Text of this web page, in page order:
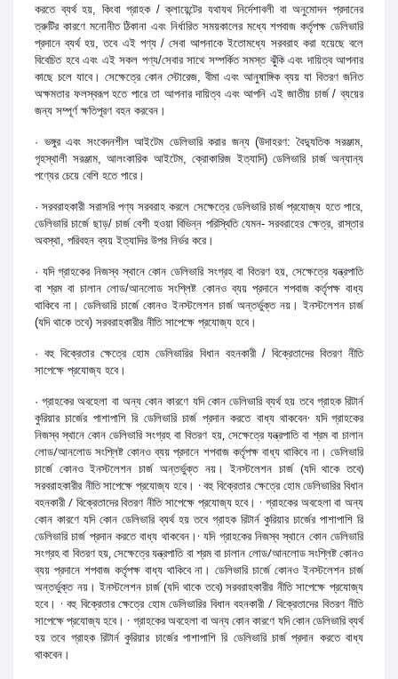
করতে ব্যর্থ হয়, কিংবা গ্রাহক / ক্লায়েন্টের যথাযথ নির্দেশাবলী বা অনুমোদন প্রদানের
ত্রুটির কারণে মনোনীত ঠিকানা এবং নির্ধারিত সময়কালের মধ্যে শপবাজ কর্তৃপক্ষ ডেলিভারি
প্রদানে ব্যর্থ হয়, তবে এই পণ্য / সেবা আপনাকে ইতোমধ্যে সরবরাহ করা হয়েছে বলে
বিবেচিত হবে এবং এই সকল পণ্য/সেবার সাথে সম্পর্কিত সমস্ত ঝুঁকি এবং দায়িত্ব আপনার
কাছে চলে যাবে। সেক্ষেত্রে কোন স্টোরেজ, বীমা এবং আনুষাঙ্গিক ব্যয় যা বিতরণ জনিত
অক্ষমতার ফলস্বরূপ হতে পারে তা আপনার দায়িত্ব এবং আপনি এই জাতীয় চার্জ / ব্যয়ের
জন্য সম্পূর্ণ ক্ষতিপূরণ বহন করবেন।
· ভঙ্গুর এবং সংবেদনশীল আইটেম ডেলিভারি করার জন্য (উদাহরণ: বৈদ্যুতিক সরঞ্জাম,
গৃহস্থালী সরঞ্জাম, আলংকারিক আইটেম, ক্রোকারিজ ইত্যাদি) ডেলিভারি চার্জ অন্যান্য
পণ্যের চেয়ে বেশি হতে পারে।
· সরবরাহকারী সরাসরি পণ্য সরবরাহ করলে সেক্ষেত্রে ডেলিভারি চার্জ প্রযোজ্য হতে পারে,
ডেলিভারি চার্জে ছাড়/ চার্জ বেশী হওয়া বিভিন্ন পরিস্থিতি যেমন- সরবরাহের ক্ষেত্র, রাস্তার
অবস্থা, পরিবহন ব্যয় ইত্যাদির উপর নির্ভর করে।
· যদি গ্রাহকের নিজস্ব স্থানে কোন ডেলিভারি সংগ্রহ বা বিতরণ হয়, সেক্ষেত্রে যন্ত্রপাতি
বা শ্রম বা চালান লোড/আনলোড সংশ্লিষ্ট কোনও ব্যয় প্রদানে শপবাজ কর্তৃপক্ষ বাধ্য
থাকিবে না। ডেলিভারি চার্জে কোনও ইনস্টলেশন চার্জ অন্তর্ভুক্ত নয়। ইনস্টলেশন চার্জ
(যদি থাকে তবে) সরবরাহকারীর নীতি সাপেক্ষে প্রযোজ্য হবে।
· বহু বিক্রেতার ক্ষেত্রে হোম ডেলিভারির বিধান বহনকারী / বিক্রেতাদের বিতরণ নীতি
সাপেক্ষে প্রযোজ্য হবে।
· গ্রাহকের অবহেলা বা অন্য কোন কারণে যদি কোন ডেলিভারি ব্যর্থ হয় তবে গ্রাহক রিটার্ন
কুরিয়ার চার্জের পাশাপাশি রি ডেলিভারি চার্জ প্রদান করতে বাধ্য থাকবেন· যদি গ্রাহকের
নিজস্ব স্থানে কোন ডেলিভারি সংগ্রহ বা বিতরণ হয়, সেক্ষেত্রে যন্ত্রপাতি বা শ্রম বা চালান
লোড/আনলোড সংশ্লিষ্ট কোনও ব্যয় প্রদানে শপবাজ কর্তৃপক্ষ বাধ্য থাকিবে না। ডেলিভারি
চার্জে কোনও ইনস্টলেশন চার্জ অন্তর্ভুক্ত নয়। ইনস্টলেশন চার্জ (যদি থাকে তবে)
সরবরাহকারীর নীতি সাপেক্ষে প্রযোজ্য হবে। · বহু বিক্রেতার ক্ষেত্রে হোম ডেলিভারির বিধান
বহনকারী / বিক্রেতাদের বিতরণ নীতি সাপেক্ষে প্রযোজ্য হবে। · গ্রাহকের অবহেলা বা অন্য
কোন কারণে যদি কোন ডেলিভারি ব্যর্থ হয় তবে গ্রাহক রিটার্ন কুরিয়ার চার্জের পাশাপাশি রি
ডেলিভারি চার্জ প্রদান করতে বাধ্য থাকবেন।· যদি গ্রাহকের নিজস্ব স্থানে কোন ডেলিভারি
সংগ্রহ বা বিতরণ হয়, সেক্ষেত্রে যন্ত্রপাতি বা শ্রম বা চালান লোড/আনলোড সংশ্লিষ্ট কোনও
ব্যয় প্রদানে শপবাজ কর্তৃপক্ষ বাধ্য থাকিবে না। ডেলিভারি চার্জে কোনও ইনস্টলেশন চার্জ
অন্তর্ভুক্ত নয়। ইনস্টলেশন চার্জ (যদি থাকে তবে) সরবরাহকারীর নীতি সাপেক্ষে প্রযোজ্য
হবে। · বহু বিক্রেতার ক্ষেত্রে হোম ডেলিভারির বিধান বহনকারী / বিক্রেতাদের বিতরণ নীতি
সাপেক্ষে প্রযোজ্য হবে। · গ্রাহকের অবহেলা বা অন্য কোন কারণে যদি কোন ডেলিভারি ব্যর্থ
হয় তবে গ্রাহক রিটার্ন কুরিয়ার চার্জের পাশাপাশি রি ডেলিভারি চার্জ প্রদান করতে বাধ্য
থাকবেন।